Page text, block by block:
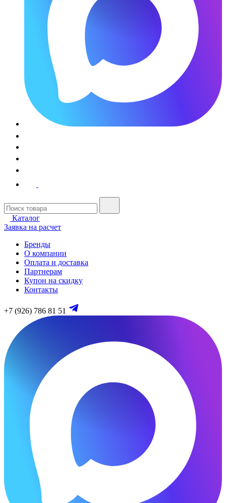
Каталог
Заявка на расчет
Бренды
О компании
Оплата и доставка
Партнерам
Купон на скидку
Контакты
+7 (926) 786 81 51